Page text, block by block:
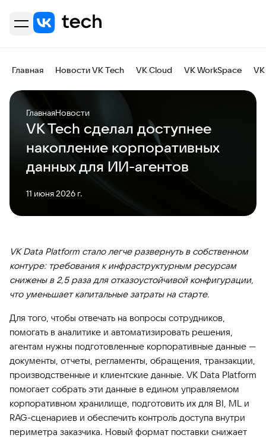
Главная Новости VK Tech VK Cloud VK WorkSpace VK
ГлавнаяНовости
VK Tech сделал доступнее
накопление корпоративных
данных для ИИ-агентов
11 июня 2026 г.
VK Data Platform стало легче развернуть в собственном
контуре: требования к инфраструктурным ресурсам
снижены в 2,5 раза для отказоустойчивой конфигурации,
что уменьшает капитальные затраты на старте.
Для того, чтобы отвечать на вопросы сотрудников,
помогать в аналитике и автоматизировать решения,
агентам нужны подготовленные корпоративные данные —
документы, отчеты, регламенты, обращения, транзакции,
производственные и клиентские данные. VK Data Platform
помогает собрать эти данные в едином управляемом
корпоративном хранилище, подготовить их для BI, ML и
RAG-сценариев и обеспечить контроль доступа внутри
периметра заказчика. Новый формат поставки снижает